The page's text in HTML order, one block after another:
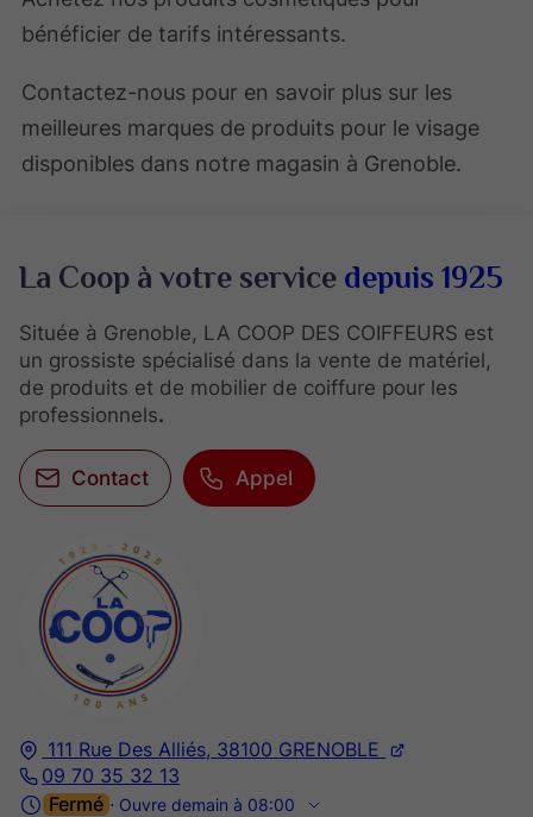
bénéficier de tarifs intéressants.
Contactez-nous pour en savoir plus sur les
meilleures marques de produits pour le visage
disponibles dans notre magasin à Grenoble.
111 Rue Des Alliés, 38100 GRENOBLE
09 70 35 32 13
Fermé ⋅ Ouvre demain à 08:00
La Coop à votre service depuis 1925
Située à Grenoble, LA COOP DES COIFFEURS est
un grossiste spécialisé dans la vente de matériel,
de produits et de mobilier de coiffure pour les
professionnels.
Contact Appel